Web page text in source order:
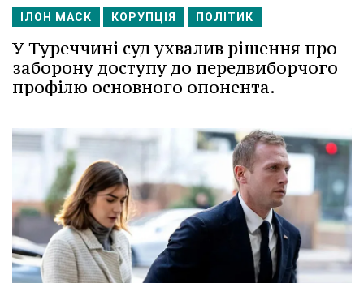
ІЛОН МАСК КОРУПЦІЯ ПОЛІТИК
У Туреччині суд ухвалив рішення про
заборону доступу до передвиборчого
профілю основного опонента.